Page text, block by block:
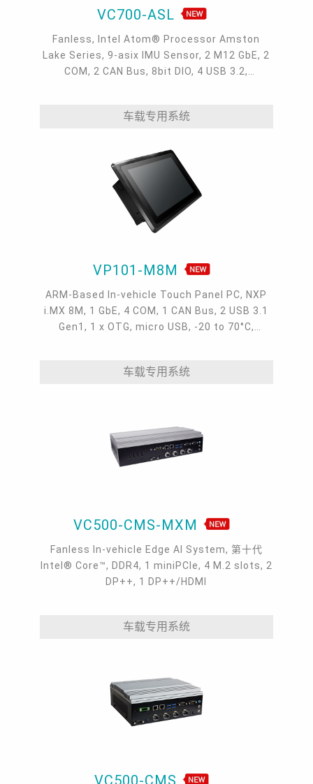
VC700-ASL
Fanless, Intel Atom® Processor Amston
Lake Series, 9-asix IMU Sensor, 2 M12 GbE, 2
COM, 2 CAN Bus, 8bit DIO, 4 USB 3.2,
车载专用系统
VP101-M8M
ARM-Based In-vehicle Touch Panel PC, NXP
i.MX 8M, 1 GbE, 4 COM, 1 CAN Bus, 2 USB 3.1
Gen1, 1 x OTG, micro USB, -20 to 70°C,
车载专用系统
VC500-CMS-MXM
Fanless In-vehicle Edge AI System, 第十代
Intel® Core™, DDR4, 1 miniPCIe, 4 M.2 slots, 2
DP++, 1 DP++/HDMI
车载专用系统
VC500-CMS